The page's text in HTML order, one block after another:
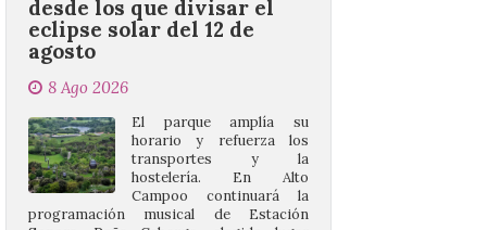
8 Ago 2026
Campoo continuará la
programación musical de Estación
Sonora. Peña Cabarga, elegido lugar
preferente en la comunidad autónoma,
contará con un dispositivo especial de
seguridad y acceso […]